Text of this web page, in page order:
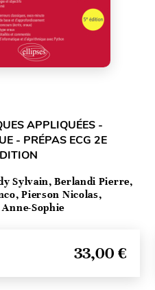
APPLIQUÉES -
- PRÉPAS ECG 2E
Sylvain, Berlandi Pierre,
Pierson Nicolas,
Sophie
33,00 €